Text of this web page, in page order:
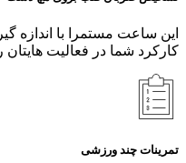
این ساعت مستمرا با
کارکرد شما در فعالیت
تمرینات چند ورزشی